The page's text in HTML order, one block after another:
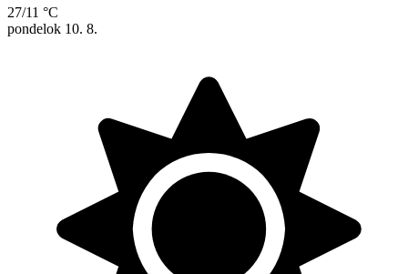
27/11 °C
pondelok 10. 8.